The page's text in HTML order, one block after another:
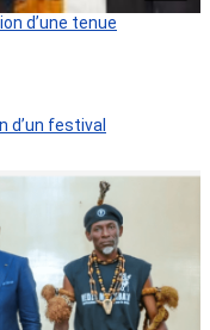
d’une tenue
d’un festival